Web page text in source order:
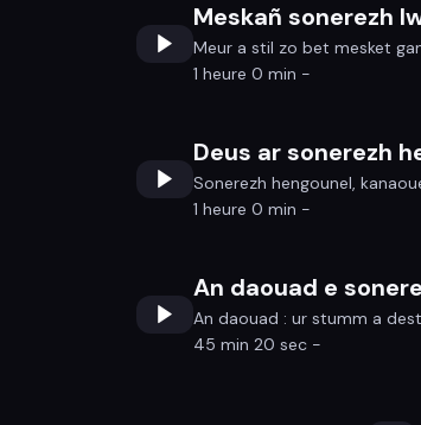
Meskañ sonerezh
Meur a stil zo bet mesket
1 heure 0 min -
Sonerezh hengounel,
1 heure 0 min -
An daouad e
An daouad : ur stumm a
45 min 20 sec -